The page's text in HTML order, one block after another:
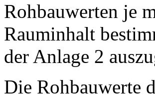
Rohbauwerten je
Rauminhalt
der Anlage 2
Die Rohbauwerte